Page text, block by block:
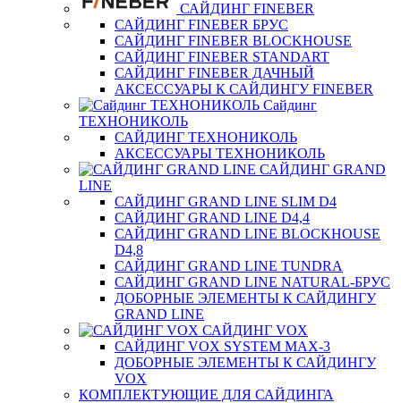
САЙДИНГ FINEBER
САЙДИНГ FINEBER БРУС
САЙДИНГ FINEBER BLOCKHOUSE
САЙДИНГ FINEBER STANDART
САЙДИНГ FINEBER ДАЧНЫЙ
АКСЕССУАРЫ К САЙДИНГУ FINEBER
Сайдинг
ТЕХНОНИКОЛЬ
САЙДИНГ ТЕХНОНИКОЛЬ
АКСЕССУАРЫ ТЕХНОНИКОЛЬ
САЙДИНГ GRAND
LINE
САЙДИНГ GRAND LINE SLIM D4
САЙДИНГ GRAND LINE D4,4
САЙДИНГ GRAND LINE BLOCKHOUSE
D4,8
САЙДИНГ GRAND LINE TUNDRA
САЙДИНГ GRAND LINE NATURAL-БРУС
ДОБОРНЫЕ ЭЛЕМЕНТЫ К САЙДИНГУ
GRAND LINE
САЙДИНГ VOX
САЙДИНГ VOX SYSTEM MAX-3
ДОБОРНЫЕ ЭЛЕМЕНТЫ К САЙДИНГУ
VOX
КОМПЛЕКТУЮЩИЕ ДЛЯ САЙДИНГА